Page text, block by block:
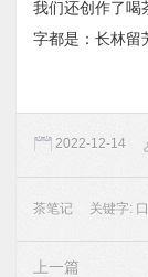
我们还创作了喝
字都是：长林留
2022-12-14
茶笔记 关键字:
上一篇